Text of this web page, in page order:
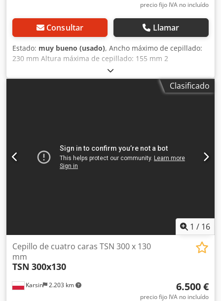
precio fijo IVA no incluído
Consultar Llamar
Estado: muy bueno (usado), Ancho máximo de cepillado:
230 mm Altura máxima de cepillado: 155 mm 2
velocidades de avance Dkedpfsxz Uitjx Ak Der Ajuste
eléctrico de altura/anchura Motor del husillo inferior: 4 kW
Motor del husillo derecho/izquierdo: 7,5 kW Motor del
Clasificado
1 / 16
Karsin 2.203 km
Cepillo de cuatro caras TSN 300 x 130
mm
TSN 300x130
6.500 €
precio fijo IVA no incluído